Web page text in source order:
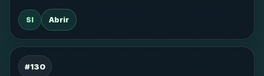
SI Abrir
#130